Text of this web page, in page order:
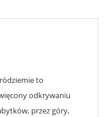
to
odkrywaniu
przez góry,